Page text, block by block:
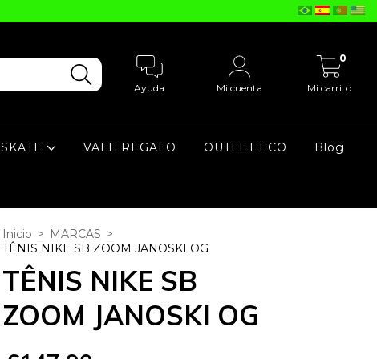
Ayuda Mi cuenta Mi carrito
0
SKATE VALE REGALO OUTLET ECO Blog
Inicio > MARCAS >
TÊNIS NIKE SB ZOOM JANOSKI OG
TÊNIS NIKE SB
ZOOM JANOSKI OG